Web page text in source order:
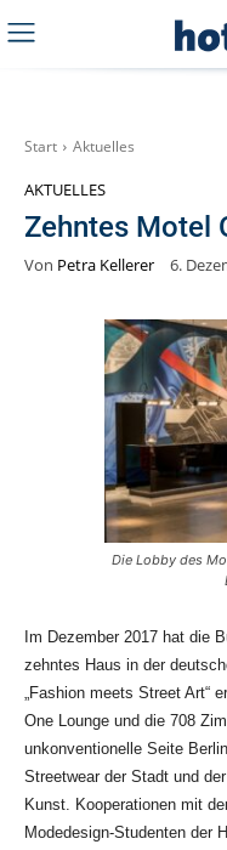
Start Aktuelles
AKTUELLES
Zehntes Motel
Von Petra Kellerer 6.
Die Lobby des
Im Dezember 2017 hat die
zehntes Haus in der
„Fashion meets Street Art“
One Lounge und die 708
unkonventionelle Seite
Streetwear der Stadt und
Kunst. Kooperationen mit
Modedesign-Studenten der